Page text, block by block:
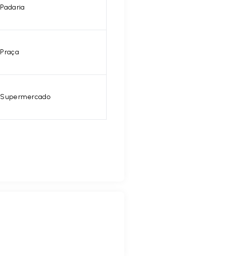
Padaria
Praça
Supermercado